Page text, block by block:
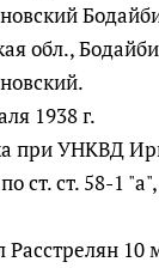
обл.,
1938 г.
при УНКВД
ст. ст. 58-1
10